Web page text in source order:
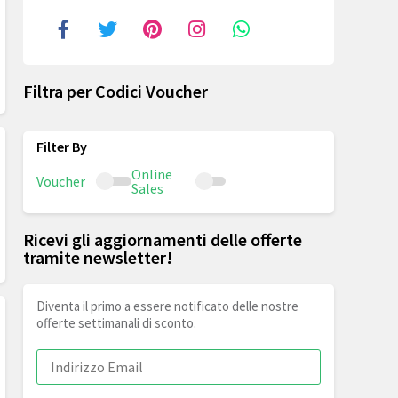
Filtra per Codici Voucher
Voucher
Online
Sales
Ricevi gli aggiornamenti delle offerte
tramite newsletter!
Diventa il primo a essere notificato delle nostre
offerte settimanali di sconto.